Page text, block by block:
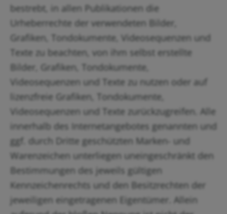
bestrebt, in allen Publikationen die
Urheberrechte der verwendeten Bilder,
Grafiken, Tondokumente, Videosequenzen und
Texte zu beachten, von ihm selbst erstellte
Bilder, Grafiken, Tondokumente,
Videosequenzen und Texte zu nutzen oder auf
lizenzfreie Grafiken, Tondokumente,
Videosequenzen und Texte zurückzugreifen. Alle
innerhalb des Internetangebotes genannten und
ggf. durch Dritte geschützten Marken- und
Warenzeichen unterliegen uneingeschränkt den
Bestimmungen des jeweils gültigen
Kennzeichenrechts und den Besitzrechten der
jeweiligen eingetragenen Eigentümer. Allein